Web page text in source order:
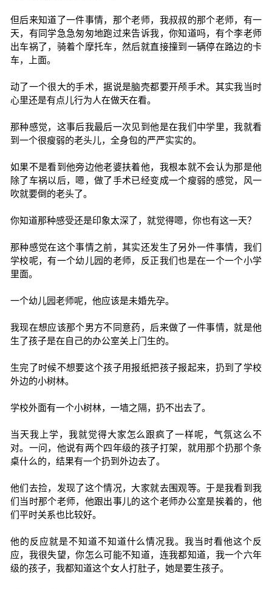
但后来知道了一件事情，那个老师，我叔叔的那个老师，有一
天，有同学急急匆匆地跑过来告诉我，你知道吗，有个李老师
出车祸了，骑着个摩托车，然后就直接撞到一辆停在路边的卡
车，上面。
动了一个很大的手术，据说是脑壳都要开颅手术。其实我当时
心里还是有点儿行为人在做天在看。
那种感觉，这事后我最后一次见到他是在我们中学里，我就看
到一个很瘦弱的老头儿，全身包的严严实实的。
如果不是看到他旁边他老婆扶着他，我根本就不会认为那是他
除了车祸以后，嗯，做了手术已经变成一个瘦弱的感觉，风一
吹就要倒的老头了。
你知道那种感受还是印象太深了，就觉得嗯，你也有这一天？
那种感觉在这个事情之前，其实还发生了另外一件事情，我们
学校呢，有一个幼儿园的老师，反正我们也是在一个一个小学
里面。
一个幼儿园老师呢，他应该是未婚先孕。
我现在想应该那个男方不同意药，后来做了一件事情，就是他
生了孩子是在自己的办公室关上门生的。
生完了时候不想要这个孩子用报纸把孩子报起来，扔到了学校
外边的小树林。
学校外面有一个小树林，一墙之隔，扔不出去了。
当天我上学，我就觉得大家怎么跟疯了一样呢，气氛这么不
对。一问，他说有两个四年级的孩子打架，就用那个扔那个条
桌什么的，结果有一个扔到外边去了。
他们去捡，发现了这个情况，大家就去围观等。于是我看到我
们当时那个老师，他跟出事儿的这个老师办公室是挨着的，他
们平时关系也比较好。
他的反应就是不知道不知道什么情况我。我当时看他这个反
应，我很失望，你怎么可能不知道，连我都知道，我一个六年
级的孩子，我都知道这个女人打肚子，她是要生孩子。